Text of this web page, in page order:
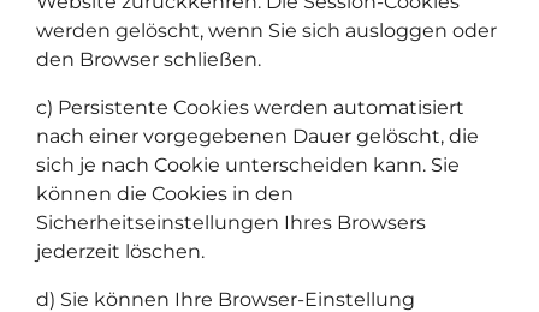
werden gelöscht, wenn Sie sich ausloggen oder
den Browser schließen.
c) Persistente Cookies werden automatisiert
nach einer vorgegebenen Dauer gelöscht, die
sich je nach Cookie unterscheiden kann. Sie
können die Cookies in den
Sicherheitseinstellungen Ihres Browsers
jederzeit löschen.
d) Sie können Ihre Browser-Einstellung